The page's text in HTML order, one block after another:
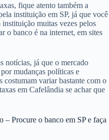
fique atento também a
instituição em SP, já que você
muitas vezes pelos
o banco é na internet, em sites
notícias, já que o mercado
mudanças políticas e
costumam variar bastante com o
em Cafelândia se achar que
Procure o banco em SP e faça